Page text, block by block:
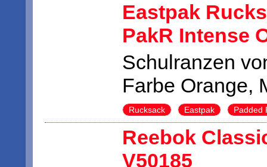
Eastpak
PakR Intense
Schulranzen
Farbe Orange,
Rucksack Eastpak Padded
Reebok
V50185